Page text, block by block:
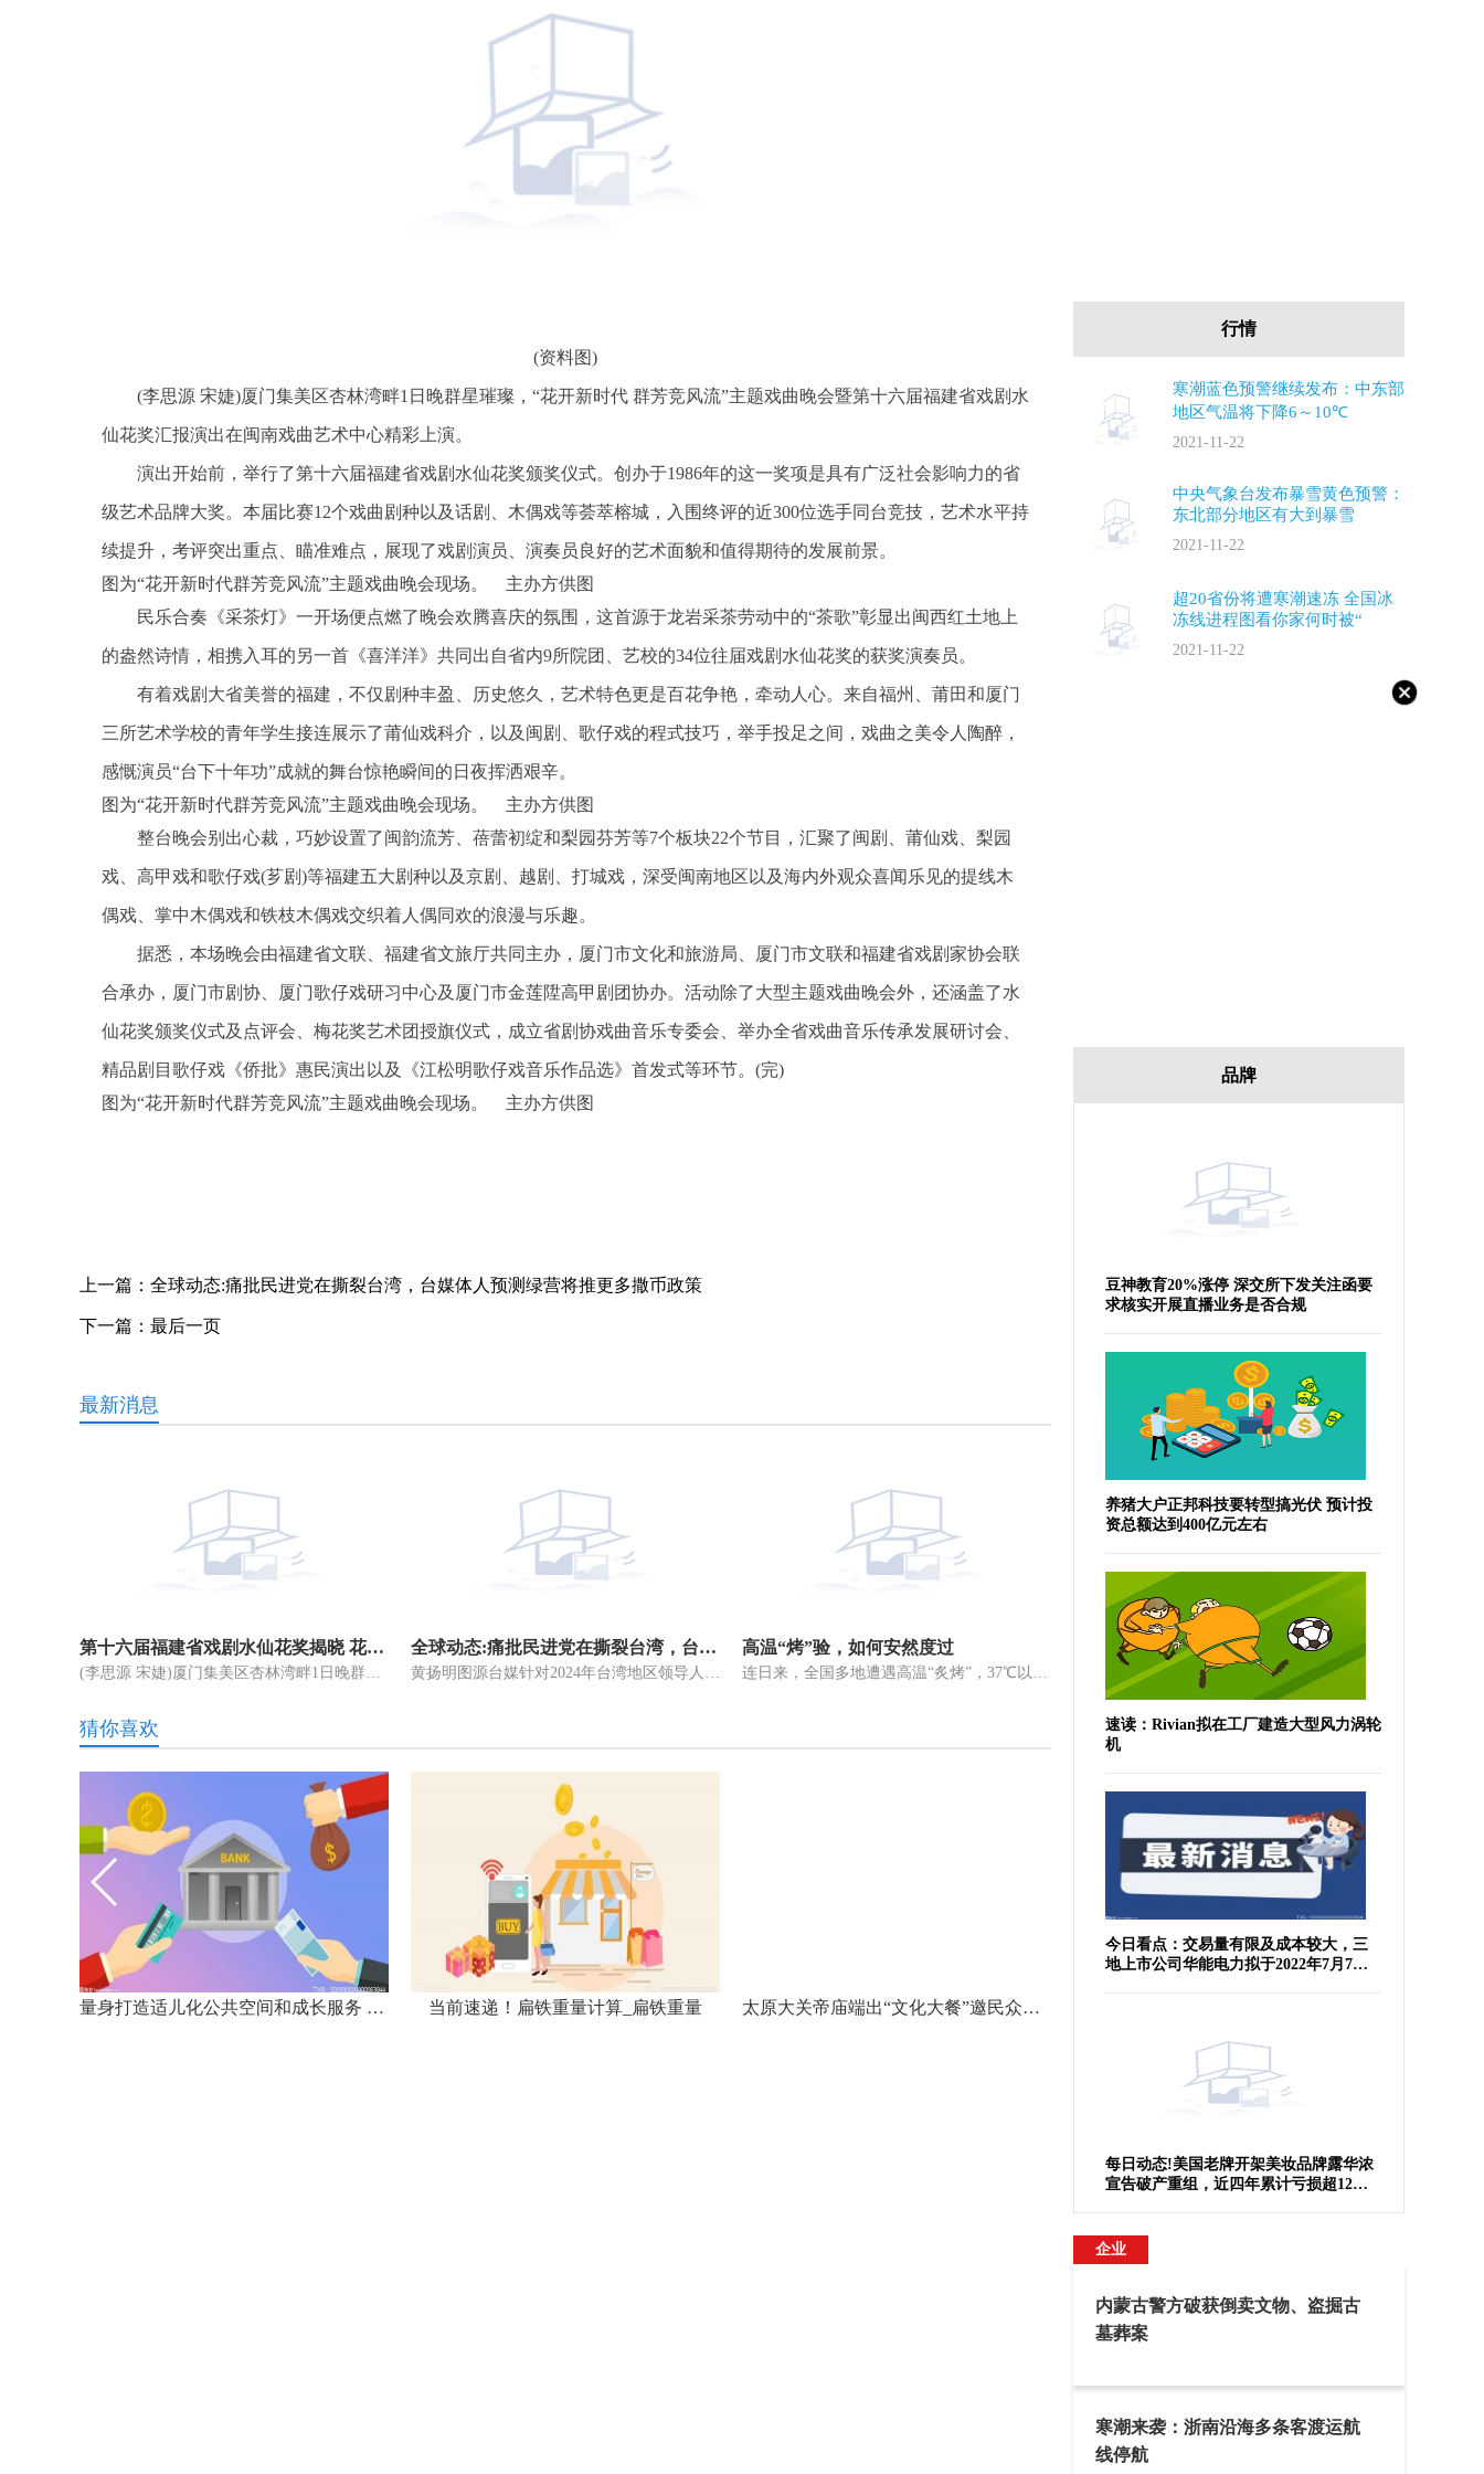
(资料图)
(李思源 宋婕)厦门集美区杏林湾畔1日晚群星璀璨，“花开新时代 群芳竞风流”主题戏曲晚会暨第十六届福建省戏剧水
仙花奖汇报演出在闽南戏曲艺术中心精彩上演。
演出开始前，举行了第十六届福建省戏剧水仙花奖颁奖仪式。创办于1986年的这一奖项是具有广泛社会影响力的省
级艺术品牌大奖。本届比赛12个戏曲剧种以及话剧、木偶戏等荟萃榕城，入围终评的近300位选手同台竞技，艺术水平持
续提升，考评突出重点、瞄准难点，展现了戏剧演员、演奏员良好的艺术面貌和值得期待的发展前景。
图为“花开新时代群芳竞风流”主题戏曲晚会现场。 主办方供图
民乐合奏《采茶灯》一开场便点燃了晚会欢腾喜庆的氛围，这首源于龙岩采茶劳动中的“茶歌”彰显出闽西红土地上
的盎然诗情，相携入耳的另一首《喜洋洋》共同出自省内9所院团、艺校的34位往届戏剧水仙花奖的获奖演奏员。
有着戏剧大省美誉的福建，不仅剧种丰盈、历史悠久，艺术特色更是百花争艳，牵动人心。来自福州、莆田和厦门
三所艺术学校的青年学生接连展示了莆仙戏科介，以及闽剧、歌仔戏的程式技巧，举手投足之间，戏曲之美令人陶醉，
感慨演员“台下十年功”成就的舞台惊艳瞬间的日夜挥洒艰辛。
图为“花开新时代群芳竞风流”主题戏曲晚会现场。 主办方供图
整台晚会别出心裁，巧妙设置了闽韵流芳、蓓蕾初绽和梨园芬芳等7个板块22个节目，汇聚了闽剧、莆仙戏、梨园
戏、高甲戏和歌仔戏(芗剧)等福建五大剧种以及京剧、越剧、打城戏，深受闽南地区以及海内外观众喜闻乐见的提线木
偶戏、掌中木偶戏和铁枝木偶戏交织着人偶同欢的浪漫与乐趣。
据悉，本场晚会由福建省文联、福建省文旅厅共同主办，厦门市文化和旅游局、厦门市文联和福建省戏剧家协会联
合承办，厦门市剧协、厦门歌仔戏研习中心及厦门市金莲陞高甲剧团协办。活动除了大型主题戏曲晚会外，还涵盖了水
仙花奖颁奖仪式及点评会、梅花奖艺术团授旗仪式，成立省剧协戏曲音乐专委会、举办全省戏曲音乐传承发展研讨会、
精品剧目歌仔戏《侨批》惠民演出以及《江松明歌仔戏音乐作品选》首发式等环节。(完)
图为“花开新时代群芳竞风流”主题戏曲晚会现场。 主办方供图
上一篇： 全球动态:痛批民进党在撕裂台湾，台媒体人预测绿营将推更多撒币政策
下一篇： 最后一页
最新消息
第十六届福建省戏剧水仙花奖揭晓 花开新时代群芳竞风流 全球动态:痛批民进党在撕裂台湾，台媒体人预测绿营将推更多撒币政策 高温“烤”验，如何安然度过
猜你喜欢
量身打造适儿化公共空间和成长服务 我市明确儿童友好城市三年行动目标 全球新消息 当前速递！扁铁重量计算_扁铁重量 太原大关帝庙端出“文化大餐”邀民众品文赏武
行情
寒潮蓝色预警继续发布：中东部
地区气温将下降6～10℃
2021-11-22
中央气象台发布暴雪黄色预警：
东北部分地区有大到暴雪
2021-11-22
超20省份将遭寒潮速冻 全国冰
冻线进程图看你家何时被“
2021-11-22
品牌
豆神教育20%涨停 深交所下发关注函要
求核实开展直播业务是否合规
养猪大户正邦科技要转型搞光伏 预计投
资总额达到400亿元左右
速读：Rivian拟在工厂建造大型风力涡轮
机
今日看点：交易量有限及成本较大，三
地上市公司华能电力拟于2022年7月7日
每日动态!美国老牌开架美妆品牌露华浓
宣告破产重组，近四年累计亏损超12亿
企业
内蒙古警方破获倒卖文物、盗掘古
墓葬案
寒潮来袭：浙南沿海多条客渡运航
线停航